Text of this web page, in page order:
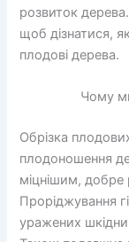
розвиток
щоб дізнатися,
плодові дерева.
Чому
Обрізка
плодоношення
міцнішим, добре
Проріджування
уражених